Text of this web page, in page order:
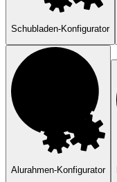
Schubladen-Konfigurator
Alurahmen-Konfigurator